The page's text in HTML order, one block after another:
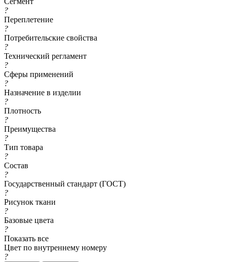
?
Переплетение
?
Потребительские свойства
?
Технический регламент
?
Сферы применений
?
Назначение в изделии
?
Плотность
?
Преимущества
?
Тип товара
?
Состав
?
Государственный стандарт (ГОСТ)
?
Рисунок ткани
?
Базовые цвета
?
Показать все
Цвет по внутреннему номеру
?